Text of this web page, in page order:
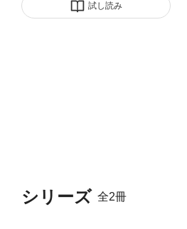
試し読み
シリーズ 全2冊